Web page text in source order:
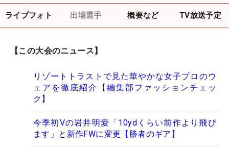
ライブフォト 出場選手 概要など TV放送予定
【この大会のニュース】
リゾートトラストで見た華やかな女子プロのウ
ェアを徹底紹介【編集部ファッションチェッ
ク】
今季初Vの岩井明愛「10ydくらい前作より飛び
ます」と新作FWに変更【勝者のギア】